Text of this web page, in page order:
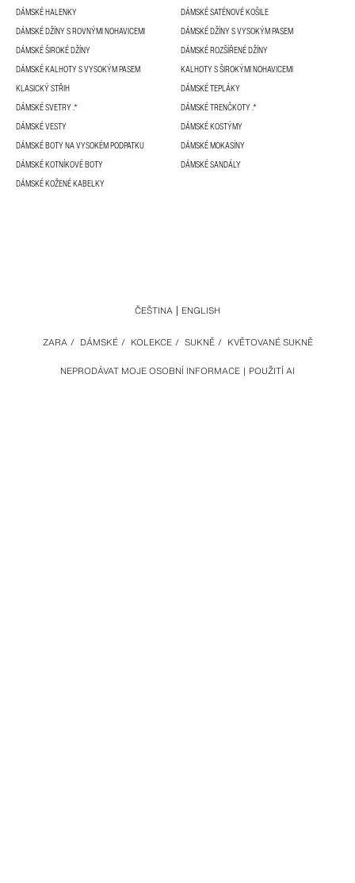
DÁMSKÉ HALENKY
DÁMSKÉ SATÉNOVÉ KOŠILE
DÁMSKÉ DŽÍNY S ROVNÝMI NOHAVICEMI
DÁMSKÉ DŽÍNY S VYSOKÝM PASEM
DÁMSKÉ ŠIROKÉ DŽÍNY
DÁMSKÉ ROZŠÍŘENÉ DŽÍNY
DÁMSKÉ KALHOTY S VYSOKÝM PASEM
KALHOTY S ŠIROKÝMI NOHAVICEMI
KLASICKÝ STŘIH
DÁMSKÉ TEPLÁKY
DÁMSKÉ SVETRY .*
DÁMSKÉ TRENČKOTY .*
DÁMSKÉ VESTY
DÁMSKÉ KOSTÝMY
DÁMSKÉ BOTY NA VYSOKÉM PODPATKU
DÁMSKÉ MOKASÍNY
DÁMSKÉ KOTNÍKOVÉ BOTY
DÁMSKÉ SANDÁLY
DÁMSKÉ KOŽENÉ KABELKY
NEPRODÁVAT MOJE OSOBNÍ INFORMACE POUŽITÍ AI
ZARA / DÁMSKÉ / KOLEKCE / SUKNĚ / KVĚTOVANÉ SUKNĚ
ČEŠTINA ENGLISH